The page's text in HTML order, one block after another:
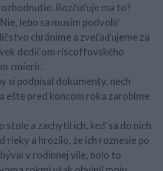
Rozčuľuje ma to?
lebo sa musím podvoliť
chránime a zveľaďujeme za
dedičom riscoffovského
zmieriť.
si podpísal dokumenty, nech
ešte pred koncom roka zarobíme
stole a zachytil ich, keď sa do nich
rieky a hrozilo, že ich roznesie po
v rodinnej vile, bolo to